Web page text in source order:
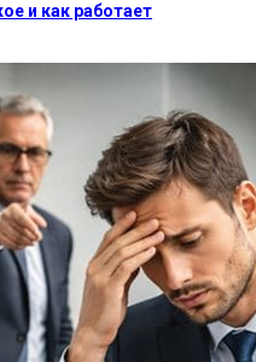
и как работает